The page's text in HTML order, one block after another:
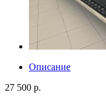
Описание
27 500 р.